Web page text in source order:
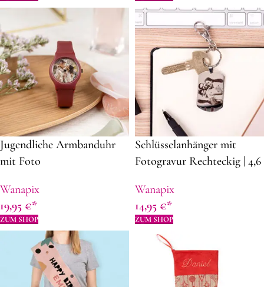
Vatertag
Jugendliche Armbanduhr
mit Foto
Wanapix
19,95 €
ZUM SHOP
Schlüsselanhänger mit
Fotogravur Rechteckig | 4,6
Schlüsselanhänger mit Foto
graviert | Geschenkidee zum
Muttertag
Wanapix
14,95 €
ZUM SHOP